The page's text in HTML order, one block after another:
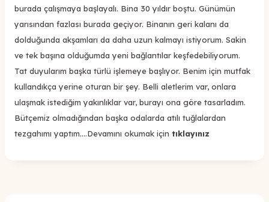
burada çalışmaya başlayalı. Bina 30 yıldır boştu. Günümün
yarısından fazlası burada geçiyor. Binanın geri kalanı da
dolduğunda akşamları da daha uzun kalmayı istiyorum. Sakin
ve tek başına olduğumda yeni bağlantılar keşfedebiliyorum.
Tat duyularım başka türlü işlemeye başlıyor. Benim için mutfak
kullandıkça yerine oturan bir şey. Belli aletlerim var, onlara
ulaşmak istediğim yakınlıklar var, burayı ona göre tasarladım.
Bütçemiz olmadığından başka odalarda atılı tuğlalardan
tezgahımı yaptım.…Devamını okumak için tıklayınız